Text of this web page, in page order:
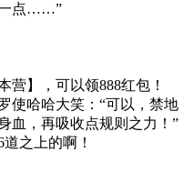
一点……”
营】，可以领888红包！
使哈哈大笑：“可以，禁地
血，再吸收点规则之力！”
之上的啊！